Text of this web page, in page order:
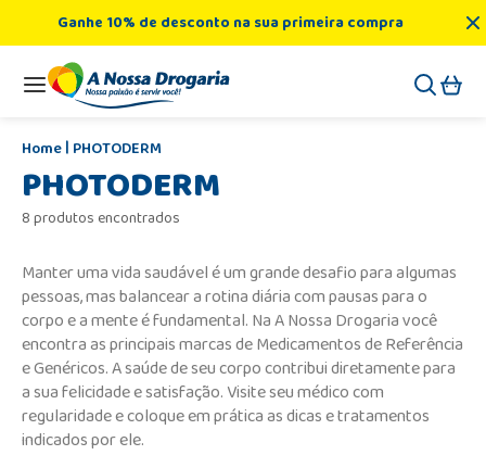
Ganhe 10% de desconto na sua primeira compra
PHOTODERM
PHOTODERM
8 produtos encontrados
Manter uma vida saudável é um grande desafio para algumas
pessoas, mas balancear a rotina diária com pausas para o
corpo e a mente é fundamental. Na A Nossa Drogaria você
encontra as principais marcas de Medicamentos de Referência
e Genéricos. A saúde de seu corpo contribui diretamente para
a sua felicidade e satisfação. Visite seu médico com
regularidade e coloque em prática as dicas e tratamentos
indicados por ele.